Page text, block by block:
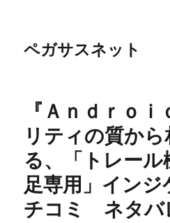
ペガサスネット
『Ａｎｄｒｏ
リティの質か
る、「トレー
足専用」インジ
チコミ ネタバ